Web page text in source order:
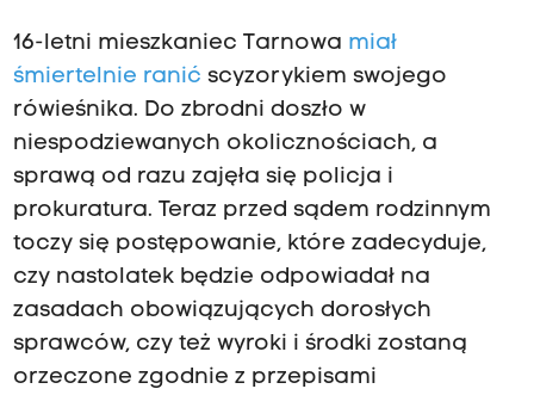
16-letni mieszkaniec Tarnowa miał
śmiertelnie ranić scyzorykiem swojego
rówieśnika. Do zbrodni doszło w
niespodziewanych okolicznościach, a
sprawą od razu zajęła się policja i
prokuratura. Teraz przed sądem rodzinnym
toczy się postępowanie, które zadecyduje,
czy nastolatek będzie odpowiadał na
zasadach obowiązujących dorosłych
sprawców, czy też wyroki i środki zostaną
orzeczone zgodnie z przepisami